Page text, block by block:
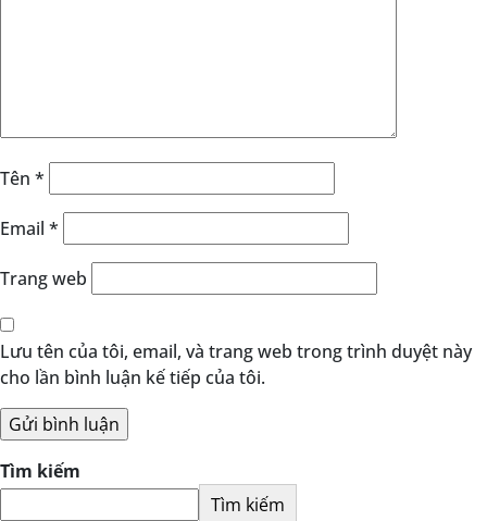
Tên *
Email *
Trang web
Lưu tên của tôi, email, và trang web trong trình duyệt này
cho lần bình luận kế tiếp của tôi.
Tìm kiếm
Tìm kiếm